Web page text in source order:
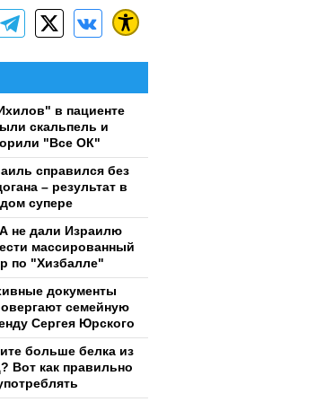
в пациенте
скальпель и
"Все ОК"
справился без
– результат в
супере
не дали Израилю
массированный
по "Хизбалле"
документы
семейную
Сергея Юрского
больше белка из
Вот как правильно